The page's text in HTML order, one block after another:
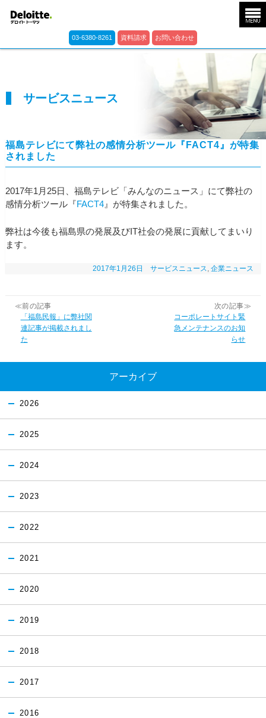
03-6380-8261 資料請求 お問い合わせ
サービスニュース
福島テレビにて弊社の感情分析ツール『FACT4』が特集
されました
2017年1月25日、福島テレビ「みんなのニュース」にて弊社の
感情分析ツール『FACT4』が特集されました。
弊社は今後も福島県の発展及びIT社会の発展に貢献してまいり
ます。
2017年1月26日 サービスニュース,企業ニュース
≪前の記事
「福島民報」に弊社関
連記事が掲載されまし
た
次の記事≫
コーポレートサイト緊
急メンテナンスのお知
らせ
アーカイブ
2026
2025
2024
2023
2022
2021
2020
2019
2018
2017
2016